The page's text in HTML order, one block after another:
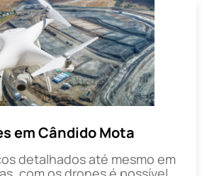
em Cândido Mota
detalhados até mesmo em